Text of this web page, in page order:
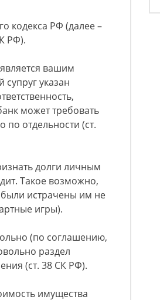
кодекса РФ (далее –
РФ).
вашим
указан
может требовать
по отдельности (ст.
долги личным
Такое возможно,
были истрачены им не
игры).
(по соглашению,
раздел
(ст. 38 СК РФ).
имущества